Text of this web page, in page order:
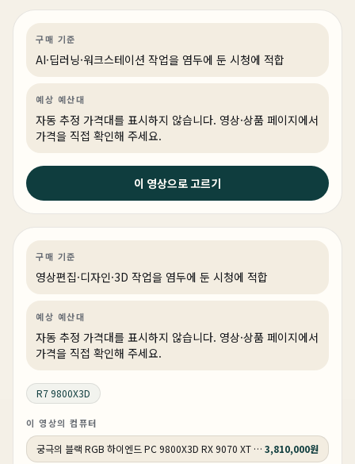
AI·딥러닝
구매 기준
AI·딥러닝·워크스테이션 작업을 염두에 둔 시청에 적합
예상 예산대
자동 추정 가격대를 표시하지 않습니다. 영상·상품 페이지에서
가격을 직접 확인해 주세요.
이 영상으로 고르기
영상편집·디자인
2026년 5월 14일
완벽한 디자인! 최고의 성능! 붉은사막 QHD 풀옵션 게이
밍PC 추천
구매 기준
영상편집·디자인·3D 작업을 염두에 둔 시청에 적합
예상 예산대
자동 추정 가격대를 표시하지 않습니다. 영상·상품 페이지에서
가격을 직접 확인해 주세요.
R7 9800X3D
이 영상의 컴퓨터
궁극의 블랙 RGB 하이엔드 PC 9800X3D RX 9070 XT HY271 3,810,000원